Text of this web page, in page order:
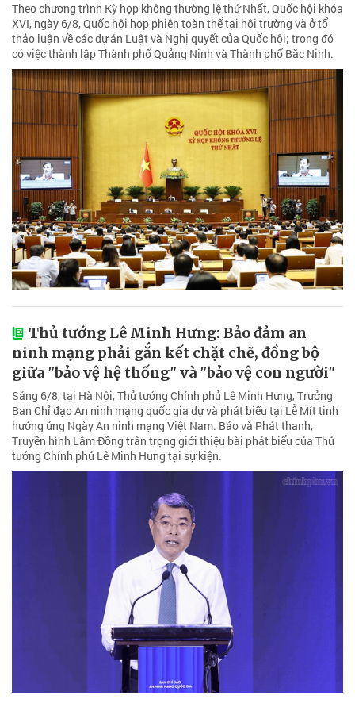
Theo chương trình Kỳ họp không thường lệ thứ Nhất, Quốc hội khóa
XVI, ngày 6/8, Quốc hội họp phiên toàn thể tại hội trường và ở tổ
thảo luận về các dự án Luật và Nghị quyết của Quốc hội; trong đó
có việc thành lập Thành phố Quảng Ninh và Thành phố Bắc Ninh.
Thủ tướng Lê Minh Hưng: Bảo đảm an
ninh mạng phải gắn kết chặt chẽ, đồng bộ
giữa "bảo vệ hệ thống" và "bảo vệ con người"
Sáng 6/8, tại Hà Nội, Thủ tướng Chính phủ Lê Minh Hưng, Trưởng
Ban Chỉ đạo An ninh mạng quốc gia dự và phát biểu tại Lễ Mít tinh
hưởng ứng Ngày An ninh mạng Việt Nam. Báo và Phát thanh,
Truyền hình Lâm Đồng trân trọng giới thiệu bài phát biểu của Thủ
tướng Chính phủ Lê Minh Hưng tại sự kiện.